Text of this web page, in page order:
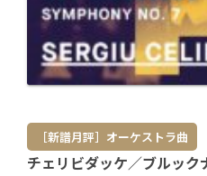
［新譜月評］オーケストラ曲
チェリビダッケ／ブルック